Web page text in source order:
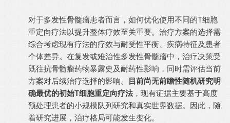
对于多发性骨髓瘤患者而言，如何优化使用不同的T细胞
重定向疗法以提升整体疗效至关重要。治疗方案的选择需
综合考虑现有疗法的疗效与耐受性平衡、疾病特征及患者
个体差异。在复发或难治性多发性骨髓瘤中，治疗决策受
既往抗骨髓瘤药物暴露史及耐药性影响，同时需评估当前
方案对后续治疗选择的影响。
目前尚无前瞻性随机研究明
确最优的初始T细胞重定向疗法，现有证据主要基于高度
预处理患者的小规模队列研究和真实世界数据。因此，随
着研究进展，治疗格局可能发生变化。